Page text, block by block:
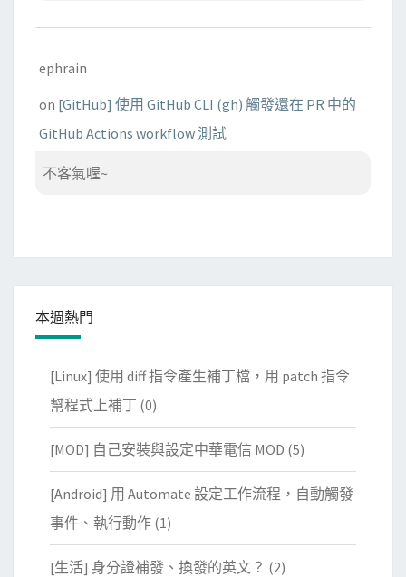
ephrain
on [GitHub] 使用 GitHub CLI (gh) 觸發還在 PR 中的
GitHub Actions workflow 測試
不客氣喔~
本週熱門
[Linux] 使用 diff 指令產生補丁檔，用 patch 指令
幫程式上補丁 (0)
[MOD] 自己安裝與設定中華電信 MOD (5)
[Android] 用 Automate 設定工作流程，自動觸發
事件、執行動作 (1)
[生活] 身分證補發、換發的英文？ (2)